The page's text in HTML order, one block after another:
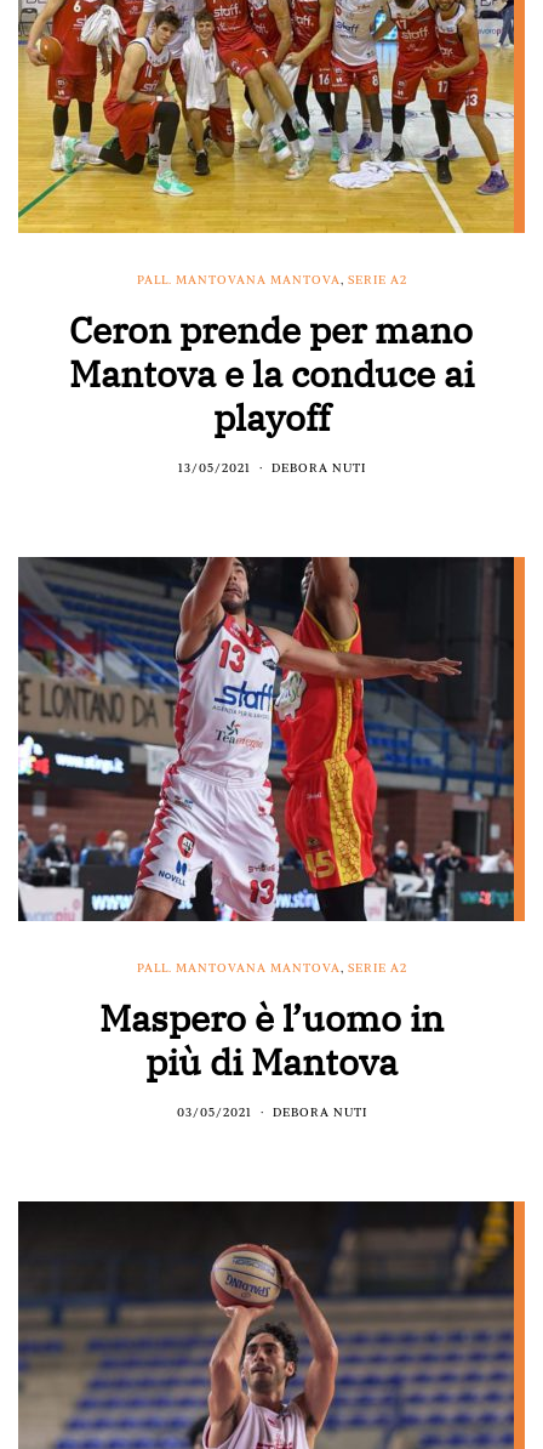
PALL. MANTOVANA MANTOVA, SERIE A2
Ceron prende per mano
Mantova e la conduce ai
playoff
13/05/2021 DEBORA NUTI
PALL. MANTOVANA MANTOVA, SERIE A2
Maspero è l’uomo in
più di Mantova
03/05/2021 DEBORA NUTI